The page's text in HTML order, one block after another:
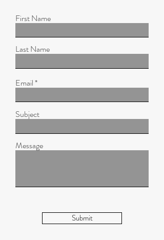
First Name
Last Name
Email
Subject
Message
Submit